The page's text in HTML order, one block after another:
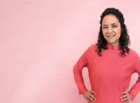
Baloise en tant qu' employeur
Professionnel·les expérimenté·es​
Carrière dans le service externe
Questions et contact
Jobs en nos sociétés nationales